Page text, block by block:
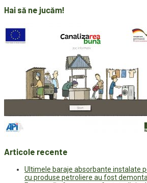
Hai să ne jucăm!
Articole recente
Ultimele baraje absorbante instalate
cu produse petroliere au fost